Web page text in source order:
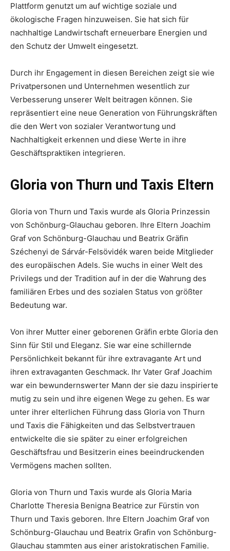
Plattform genutzt um auf wichtige soziale und
ökologische Fragen hinzuweisen. Sie hat sich für
nachhaltige Landwirtschaft erneuerbare Energien und
den Schutz der Umwelt eingesetzt.
Durch ihr Engagement in diesen Bereichen zeigt sie wie
Privatpersonen und Unternehmen wesentlich zur
Verbesserung unserer Welt beitragen können. Sie
repräsentiert eine neue Generation von Führungskräften
die den Wert von sozialer Verantwortung und
Nachhaltigkeit erkennen und diese Werte in ihre
Geschäftspraktiken integrieren.
Gloria von Thurn und Taxis Eltern
Gloria von Thurn und Taxis wurde als Gloria Prinzessin
von Schönburg-Glauchau geboren. Ihre Eltern Joachim
Graf von Schönburg-Glauchau und Beatrix Gräfin
Széchenyi de Sárvár-Felsövidék waren beide Mitglieder
des europäischen Adels. Sie wuchs in einer Welt des
Privilegs und der Tradition auf in der die Wahrung des
familiären Erbes und des sozialen Status von größter
Bedeutung war.
Von ihrer Mutter einer geborenen Gräfin erbte Gloria den
Sinn für Stil und Eleganz. Sie war eine schillernde
Persönlichkeit bekannt für ihre extravagante Art und
ihren extravaganten Geschmack. Ihr Vater Graf Joachim
war ein bewundernswerter Mann der sie dazu inspirierte
mutig zu sein und ihre eigenen Wege zu gehen. Es war
unter ihrer elterlichen Führung dass Gloria von Thurn
und Taxis die Fähigkeiten und das Selbstvertrauen
entwickelte die sie später zu einer erfolgreichen
Geschäftsfrau und Besitzerin eines beeindruckenden
Vermögens machen sollten.
Gloria von Thurn und Taxis wurde als Gloria Maria
Charlotte Theresia Benigna Beatrice zur Fürstin von
Thurn und Taxis geboren. Ihre Eltern Joachim Graf von
Schönburg-Glauchau und Beatrix Grafin von Schönburg-
Glauchau stammten aus einer aristokratischen Familie.